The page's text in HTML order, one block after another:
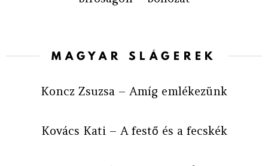
MAGYAR SLÁGEREK
Koncz Zsuzsa – Amíg emlékezünk
Kovács Kati – A festő és a fecskék